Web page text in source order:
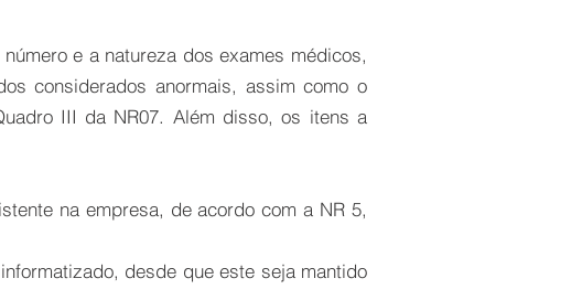
e a natureza dos exames médicos,
considerados anormais, assim como o
III da NR07. Além disso, os itens a
na empresa, de acordo com a NR 5,
desde que este seja mantido